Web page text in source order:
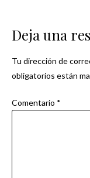
Deja una
Tu dirección de
obligatorios están
Comentario *